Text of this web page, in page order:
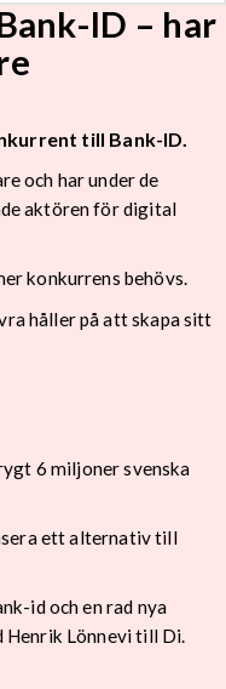
ID – har
till Bank-ID.
och har under de
aktören för digital
konkurrens behövs.
håller på att skapa sitt
6 miljoner svenska
ett alternativ till
id och en rad nya
Henrik Lönnevi till Di.